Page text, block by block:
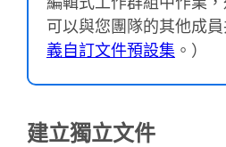
可以與您團隊的其他成
義自訂文件預設集 。）
建立獨立文件